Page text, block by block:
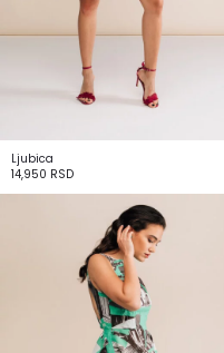
Ljubica
14,950 RSD